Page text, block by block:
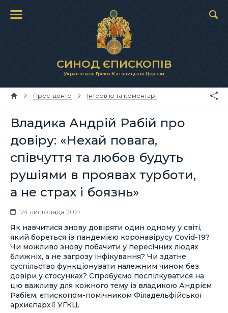
СИНОД ЄПИСКОПІВ
Української Греко-Католицької Церкви
Прес-центр Інтерв’ю та коментарі
Владика Андрій Рабій про
довіру: «Нехай повага,
співчуття та любов будуть
рушіями в проявах турботи,
а не страх і боязнь»
24 листопада 2021
Як навчитися знову довіряти один одному у світі,
який бореться із пандемією коронавірусу Covid-19?
Чи можливо знову побачити у пересічних людях
ближніх, а не загрозу інфікування? Чи здатне
суспільство функціонувати належним чином без
довіри у стосунках? Спробуємо поспілкуватися на
цю важливу для кожного тему із владикою Андрієм
Рабієм, єпископом-помічником Філадельфійської
архиєпархії УГКЦ.